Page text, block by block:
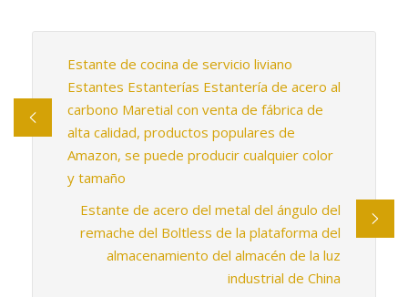
Estante de cocina de servicio liviano
Estantes Estanterías Estantería de acero al
carbono Maretial con venta de fábrica de
alta calidad, productos populares de
Amazon, se puede producir cualquier color
y tamaño
Estante de acero del metal del ángulo del
remache del Boltless de la plataforma del
almacenamiento del almacén de la luz
industrial de China